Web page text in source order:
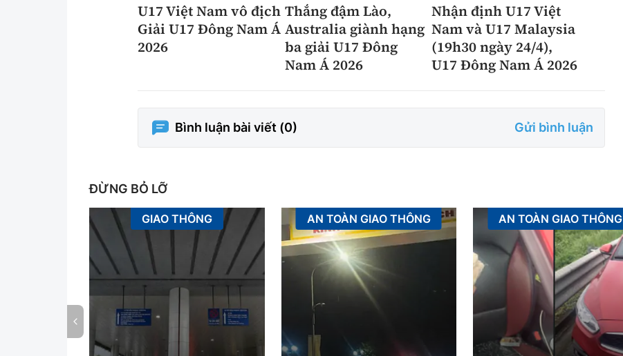
U17 Việt Nam vô địch
Giải U17 Đông Nam Á
2026
Thắng đậm Lào,
Australia giành hạng
ba giải U17 Đông
Nam Á 2026
Nhận định U17 Việt
Nam và U17 Malaysia
(19h30 ngày 24/4),
U17 Đông Nam Á 2026
Bình luận bài viết (0) Gửi bình luận
ĐỪNG BỎ LỠ
GIAO THÔNG AN TOÀN GIAO THÔNG AN TOÀN GIAO THÔNG